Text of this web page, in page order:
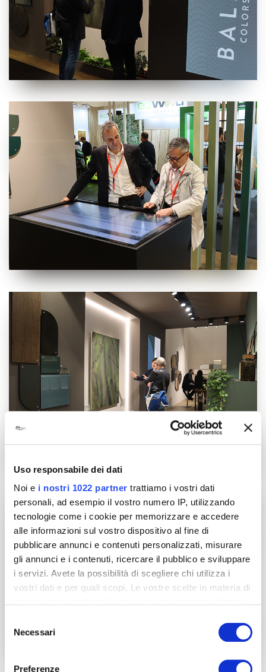
Uso responsabile dei dati
Noi e i nostri 1022 partner trattiamo i vostri dati
personali, ad esempio il vostro numero IP, utilizzando
tecnologie come i cookie per memorizzare e accedere
alle informazioni sul vostro dispositivo al fine di
pubblicare annunci e contenuti personalizzati, misurare
gli annunci e i contenuti, ricercare il pubblico e sviluppare
i servizi. Avete la possibilità di scegliere chi utilizza i
vostri dati e per quali scopi. Le vostre scelte in materia di
modificare o revocare il proprio consenso in qualsiasi
momento dalla Dichiarazione sui cookie o facendo clic
delNecessari
Preferenze